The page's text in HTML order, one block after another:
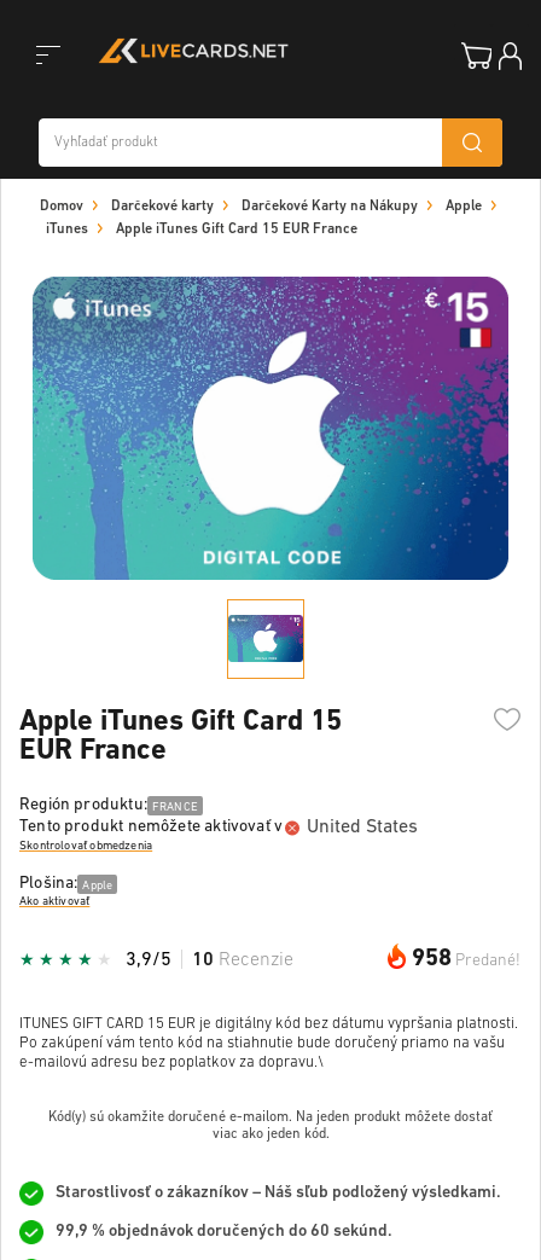
navigation
Domov Darčekové karty Darčekové Karty na Nákupy
Apple
iTunes
Apple iTunes Gift Card 15 EUR France
Apple iTunes Gift Card 15
EUR France
Región produktu: FRANCE
Tento produkt nemôžete aktivovať v United States
Skontrolovať obmedzenia
Plošina: Apple
Ako aktivovať
958 Predané!
3,9/5 10 Recenzie
ITUNES GIFT CARD 15 EUR je digitálny kód bez dátumu vypršania platnosti.
Po zakúpení vám tento kód na stiahnutie bude doručený priamo na vašu
e-mailovú adresu bez poplatkov za dopravu.\
Kód(y) sú okamžite doručené e-mailom. Na jeden produkt môžete dostať
viac ako jeden kód.
Starostlivosť o zákazníkov – Náš sľub podložený výsledkami.
99,9 % objednávok doručených do 60 sekúnd.